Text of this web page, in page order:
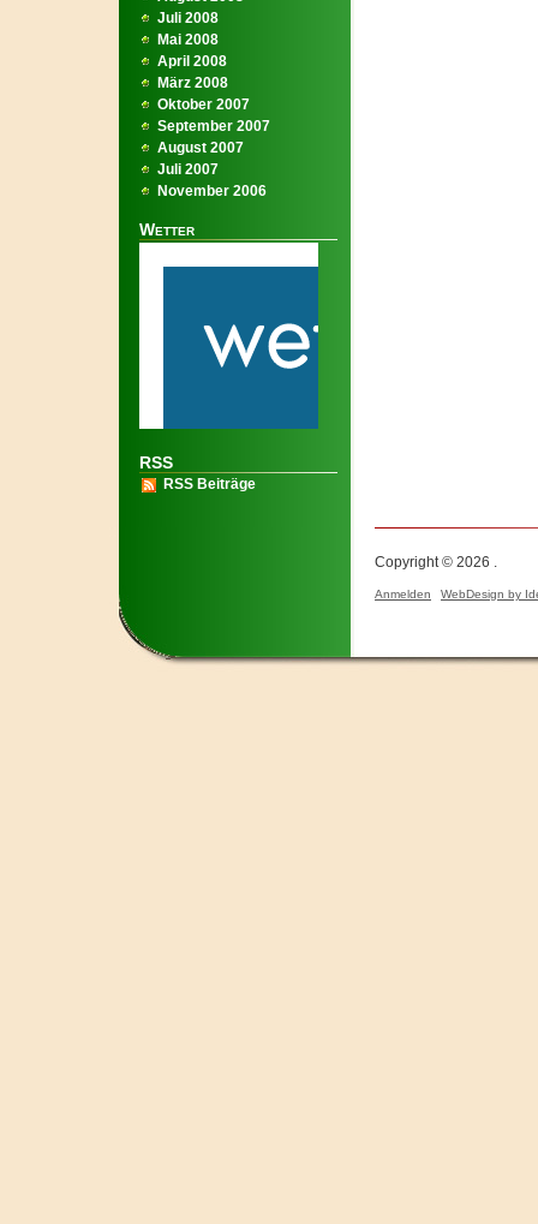
Juli 2008
Mai 2008
April 2008
März 2008
Oktober 2007
September 2007
August 2007
Juli 2007
November 2006
Wetter
RSS
RSS Beiträge
Copyright © 2026 .
Anmelden WebDesign by